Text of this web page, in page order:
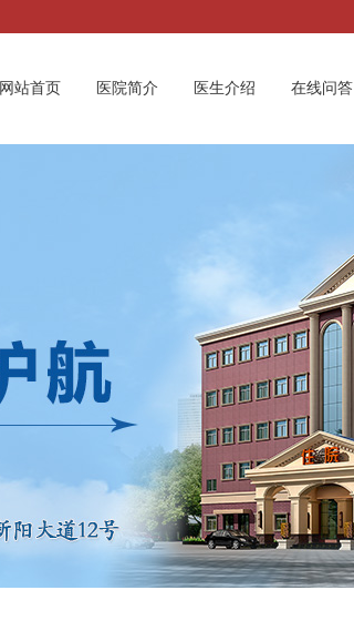
网站首页 医院简介 医生介绍 在线问答